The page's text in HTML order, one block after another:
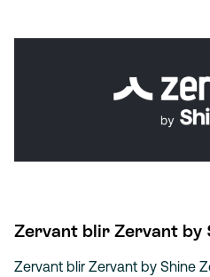
Zervant blir Zervant by
Zervant blir Zervant by Shine